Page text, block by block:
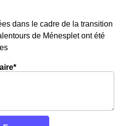
dans le cadre de la transition
de Ménesplet ont été